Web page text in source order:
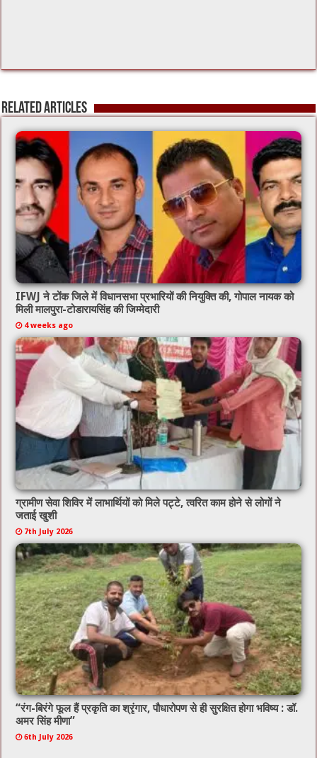
Related Articles
IFWJ ने टोंक जिले में विधानसभा प्रभारियों की नियुक्ति की, गोपाल नायक को
मिली मालपुरा-टोडारायसिंह की जिम्मेदारी
4 weeks ago
ग्रामीण सेवा शिविर में लाभार्थियों को मिले पट्टे, त्वरित काम होने से लोगों ने
जताई खुशी
7th July 2026
“रंग-बिरंगे फूल हैं प्रकृति का श्रृंगार, पौधारोपण से ही सुरक्षित होगा भविष्य : डॉ.
अमर सिंह मीणा”
6th July 2026